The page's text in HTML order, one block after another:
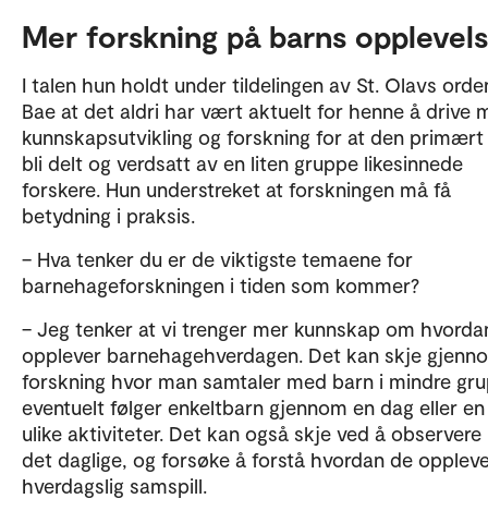
Mer forskning på barns
I talen hun holdt under tildelingen av St. Olavs
Bae at det aldri har vært aktuelt for henne å drive
kunnskapsutvikling og forskning for at den primært
bli delt og verdsatt av en liten gruppe likesinnede
forskere. Hun understreket at forskningen må få
betydning i praksis.
– Hva tenker du er de viktigste temaene for
barnehageforskningen i tiden som kommer?
– Jeg tenker at vi trenger mer kunnskap om
opplever barnehagehverdagen. Det kan skje
forskning hvor man samtaler med barn i mindre
eventuelt følger enkeltbarn gjennom en dag eller
ulike aktiviteter. Det kan også skje ved å observere
det daglige, og forsøke å forstå hvordan de
hverdagslig samspill.